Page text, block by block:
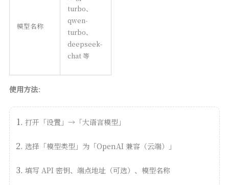
模型名称
turbo、
qwen-
turbo、
deepseek-
chat 等
使用方法：
打开「设置」→「大语言模型」
选择「模型类型」为「OpenAI 兼容（云端）」
填写 API 密钥、端点地址（可选）、模型名称